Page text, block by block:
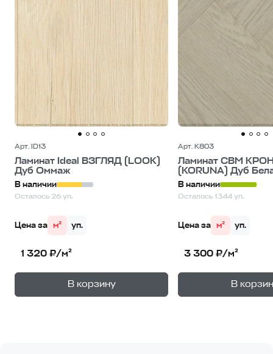
Арт. ID13
Ламинат Ideal ВЗГЛЯД (LOOK)
Дуб Оммаж
В наличии
Осталось 26 уп.
Цена за м² уп.
1 320 ₽/м²
В корзину
1уп.
Арт. K803
Ламинат CBM
(KORUNA) Дуб
В наличии
Осталось 1344 уп.
Цена за м² уп.
3 300 ₽/м²
В 1